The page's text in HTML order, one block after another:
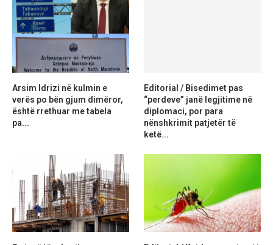
Arsim Idrizi në kulmin e
verës po bën gjum dimëror,
është rrethuar me tabela
pa...
Editorial / Bisedimet pas
“perdeve” janë legjitime në
diplomaci, por para
nënshkrimit patjetër të
ketë...